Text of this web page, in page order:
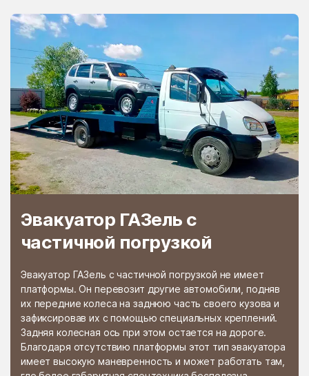
Эвакуатор ГАЗель с
частичной погрузкой
Эвакуатор ГАЗель с частичной погрузкой не имеет
платформы. Он перевозит другие автомобили, подняв
их передние колеса на заднюю часть своего кузова и
зафиксировав их с помощью специальных креплений.
Задняя колесная ось при этом остается на дороге.
Благодаря отсутствию платформы этот тип эвакуатора
имеет высокую маневренность и может работать там,
Развилка
Раменки
Раменской
агрохимстанции РАОС
Растуново
Ратчино Рахманово
Редино Реммаш
Реутово Речицы
Решетниково Решоткино
Роговское Поселение
Рошаль
Румянцево Рыбное
Рыболово Рылеево
Рязановский Рязановское поселение